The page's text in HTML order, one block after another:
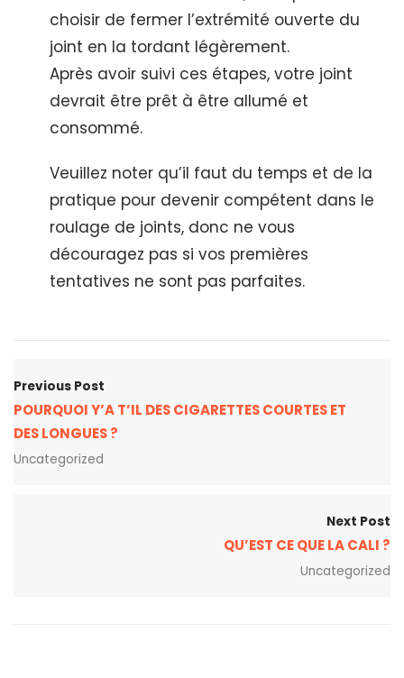
choisir de fermer l’extrémité ouverte du
joint en la tordant légèrement.
Après avoir suivi ces étapes, votre joint
devrait être prêt à être allumé et
consommé.
Veuillez noter qu’il faut du temps et de la
pratique pour devenir compétent dans le
roulage de joints, donc ne vous
découragez pas si vos premières
tentatives ne sont pas parfaites.
Previous Post
POURQUOI Y’A T’IL DES CIGARETTES COURTES ET
DES LONGUES ?
Uncategorized
Next Post
QU’EST CE QUE LA CALI ?
Uncategorized